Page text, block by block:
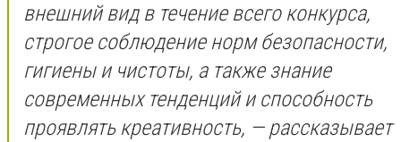
внешний вид в течение всего конкурса,
строгое соблюдение норм безопасности,
гигиены и чистоты, а также знание
современных тенденций и способность
проявлять креативность, — рассказывает